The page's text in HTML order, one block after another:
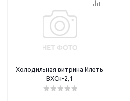
Холодильная витрина Илеть
ВХСн-2,1